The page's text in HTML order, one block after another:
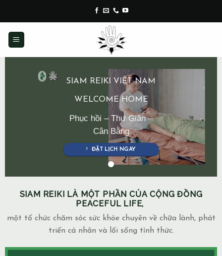
content
SIAM REIKI VIỆT NAM
WELCOME HOME
Phục hồi – Thư Giãn –
Cân Bằng
ĐẶT LỊCH NGAY
SIAM REIKI LÀ MỘT PHẦN CỦA CỘNG ĐỒNG
PEACEFUL LIFE,
một tổ chức chăm sóc sức khỏe chuyên về chữa lành, phát
triển cá nhân và lối sống tỉnh thức.